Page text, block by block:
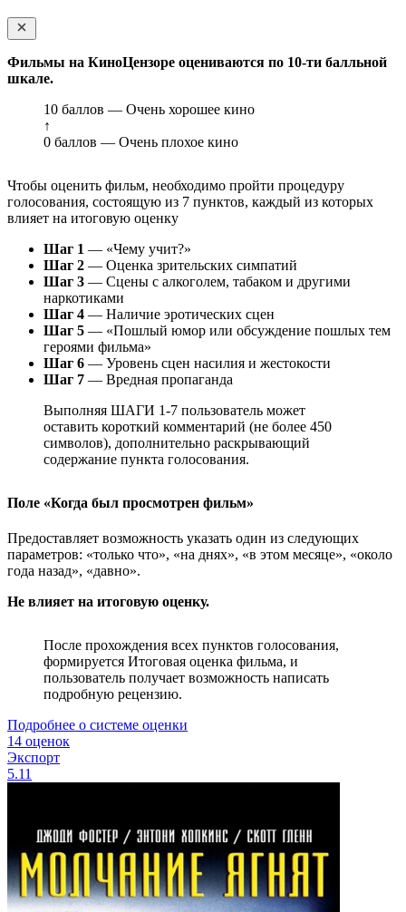
Фильмы на КиноЦензоре оцениваются по 10-ти балльной
шкале.
10 баллов — Очень хорошее кино
↑
0 баллов — Очень плохое кино
Чтобы оценить фильм, необходимо пройти процедуру
голосования, состоящую из 7 пунктов, каждый из которых
влияет на итоговую оценку
Шаг 1 — «Чему учит?»
Шаг 2 — Оценка зрительских симпатий
Шаг 3 — Сцены с алкоголем, табаком и другими
наркотиками
Шаг 4 — Наличие эротических сцен
Шаг 5 — «Пошлый юмор или обсуждение пошлых тем
героями фильма»
Шаг 6 — Уровень сцен насилия и жестокости
Шаг 7 — Вредная пропаганда
Выполняя ШАГИ 1-7 пользователь может
оставить короткий комментарий (не более 450
символов), дополнительно раскрывающий
содержание пункта голосования.
Поле «Когда был просмотрен фильм»
Предоставляет возможность указать один из следующих
параметров: «только что», «на днях», «в этом месяце», «около
года назад», «давно».
Не влияет на итоговую оценку.
После прохождения всех пунктов голосования,
формируется Итоговая оценка фильма, и
пользователь получает возможность написать
подробную рецензию.
Подробнее о системе оценки
14 оценок
Экспорт
5.11